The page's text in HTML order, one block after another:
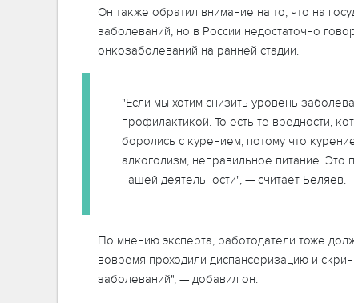
Он также обратил внимание на то, что на
заболеваний, но в России недостаточно
онкозаболеваний на ранней стадии.
"Если мы хотим снизить уровень
профилактикой. То есть те вредности,
боролись с курением, потому что
алкоголизм, неправильное питание.
нашей деятельности", — считает Беляев.
По мнению эксперта, работодатели тоже
вовремя проходили диспансеризацию и
заболеваний", — добавил он.